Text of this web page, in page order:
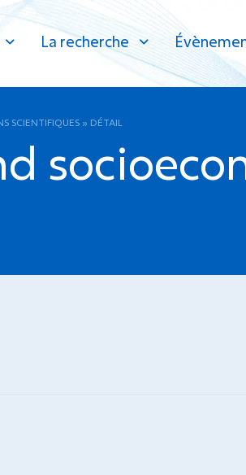
La recherche
SCIENTIFIQUES » DÉTAIL